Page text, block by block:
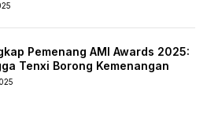
Pemenang AMI Awards 2025:
Tenxi Borong Kemenangan